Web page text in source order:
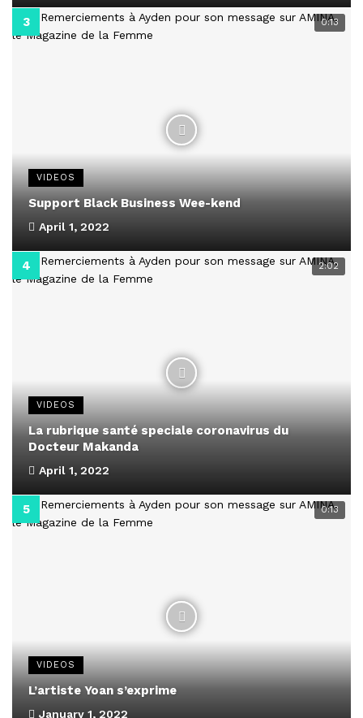
0:13
VIDEOS
Support Black Business Wee-kend
April 1, 2022
2:02
VIDEOS
La rubrique santé speciale coronavirus du
Docteur Makanda
April 1, 2022
0:13
VIDEOS
L’artiste Yoan s’exprime
January 1, 2022